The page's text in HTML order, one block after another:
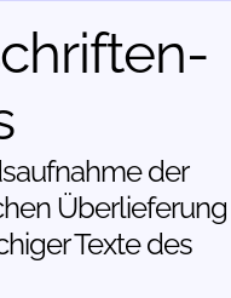
der
Über­lieferung
Texte des